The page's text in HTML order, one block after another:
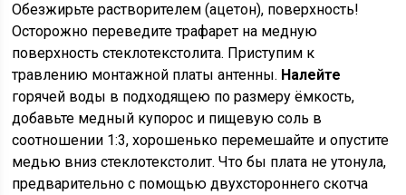
Обезжирьте растворителем (ацетон), поверхность!
Осторожно переведите трафарет на медную
поверхность стеклотекстолита. Приступим к
травлению монтажной платы антенны. Налейте
горячей воды в подходящею по размеру ёмкость,
добавьте медный купорос и пищевую соль в
соотношении 1:3, хорошенько перемешайте и опустите
медью вниз стеклотекстолит. Что бы плата не утонула,
предварительно с помощью двухстороннего скотча